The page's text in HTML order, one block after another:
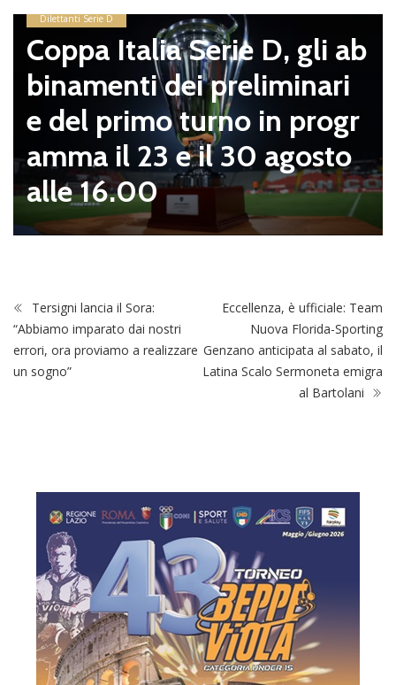
Serie D, gli ab
dei preliminari
turno in progr
23 e il 30 agosto
sosta:
mirino,
ello con
zei
“Abbiamo imparato dai nostri
errori, ora proviamo a realizzare
un sogno”
Nuova Florida-Sporting
Genzano anticipata al sabato, il
Latina Scalo Sermoneta emigra
al Bartolani